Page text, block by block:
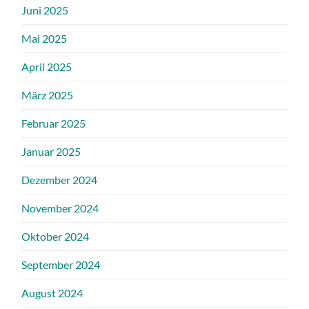
Juni 2025
Mai 2025
April 2025
März 2025
Februar 2025
Januar 2025
Dezember 2024
November 2024
Oktober 2024
September 2024
August 2024